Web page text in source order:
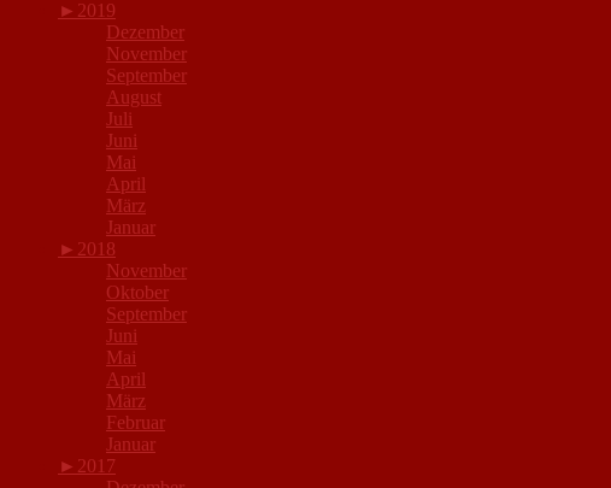
► 2019
Dezember
November
September
August
Juli
Juni
Mai
April
März
Januar
► 2018
November
Oktober
September
Juni
Mai
April
März
Februar
Januar
► 2017